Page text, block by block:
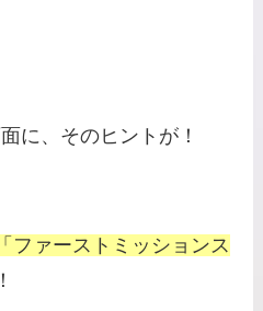
に、そのヒントが！
「ファーストミッションス